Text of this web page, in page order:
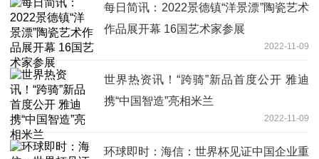
每日简讯：2022景德镇“洋景漂”陶瓷艺术
作品展开幕 16国艺术家参展
2022-11-09
世界热资讯！“跨骑”新品首度公开 雅迪
携“中国智造”亮相米兰
2022-11-09
环球即时：海信：世界杯见证中国企业重